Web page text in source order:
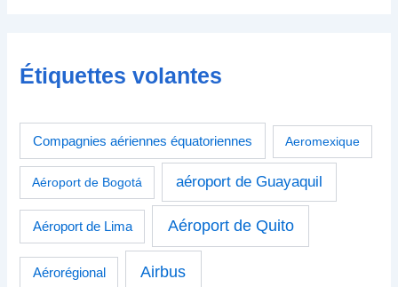
Étiquettes volantes
Compagnies aériennes équatoriennes Aeromexique
Aéroport de Bogotá aéroport de Guayaquil
Aéroport de Lima Aéroport de Quito
Aérorégional Airbus